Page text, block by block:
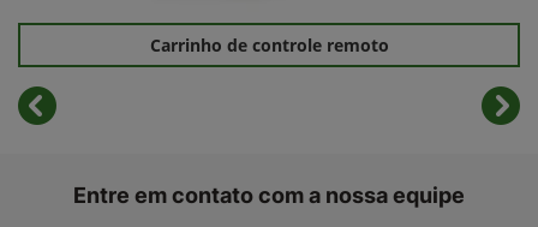
Carrinho de controle remoto
templates.template-
Entre em contato com a nossa equipe